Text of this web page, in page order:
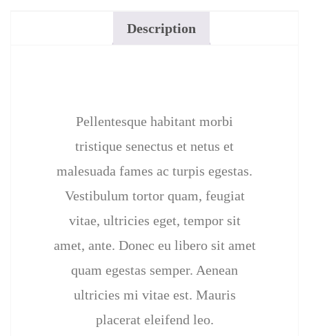
Description
Pellentesque habitant morbi
tristique senectus et netus et
malesuada fames ac turpis egestas.
Vestibulum tortor quam, feugiat
vitae, ultricies eget, tempor sit
amet, ante. Donec eu libero sit amet
quam egestas semper. Aenean
ultricies mi vitae est. Mauris
placerat eleifend leo.